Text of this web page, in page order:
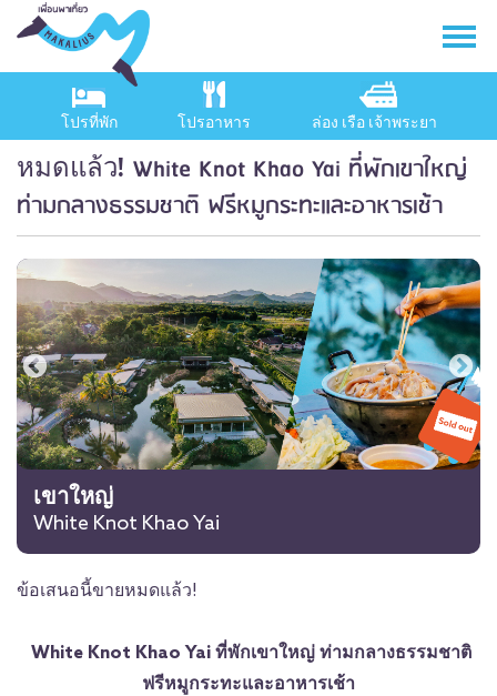
โปรที่พัก โปรอาหาร ล่อง เรือ เจ้าพระยา
หมดแล้ว! White Knot Khao Yai ที่พักเขาใหญ่
ท่ามกลางธรรมชาติ ฟรีหมูกระทะและอาหารเช้า
เขาใหญ่
White Knot Khao Yai
ข้อเสนอนี้ขายหมดแล้ว!
White Knot Khao Yai ที่พักเขาใหญ่ ท่ามกลางธรรมชาติ
ฟรีหมูกระทะและอาหารเช้า